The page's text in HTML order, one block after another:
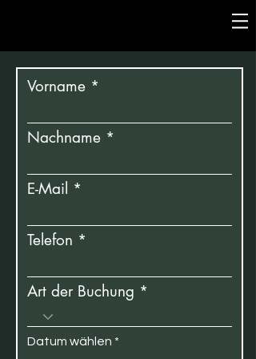
Vorname
Nachname
E-Mail
Telefon
Art der Buchung
Datum wählen *